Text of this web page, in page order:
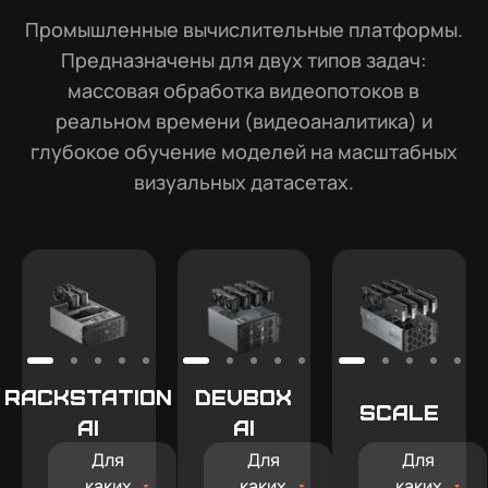
Промышленные вычислительные платформы.
Предназначены для двух типов задач:
массовая обработка видеопотоков в
реальном времени (видеоаналитика) и
глубокое обучение моделей на масштабных
визуальных датасетах.
Rackstation
AI
Для
Devbox
AI
Для
Scale
Для